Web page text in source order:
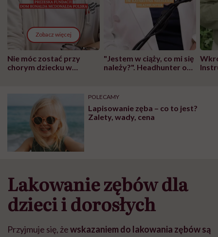
Zobacz więcej
Nie móc zostać przy
chorym dziecku w
głupota i brak
wyobraźni"
"Jestem w ciąży, co mi się
należy?". Headhunter o
pracy
POLECAMY
Lapisowanie zęba – co to jest?
Zalety, wady, cena
Lakowanie zębów dla
dzieci i dorosłych
Przyjmuje się, żewskazaniem do lakowania zębów są